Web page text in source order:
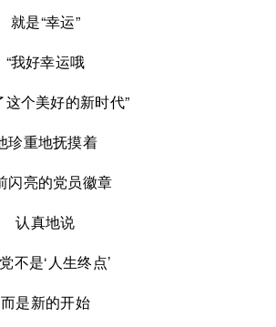
就是“幸运”
“我好幸运哦
这个美好的新时代”
珍重地抚摸着
闪亮的党员徽章
认真地说
不是‘人生终点’
而是新的开始